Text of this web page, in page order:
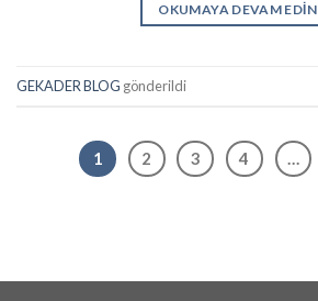
OKUMAYA DEVAM EDIN
GEKADER BLOG gönderildi
1 2 3 4